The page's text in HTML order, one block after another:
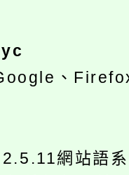
、
網站語